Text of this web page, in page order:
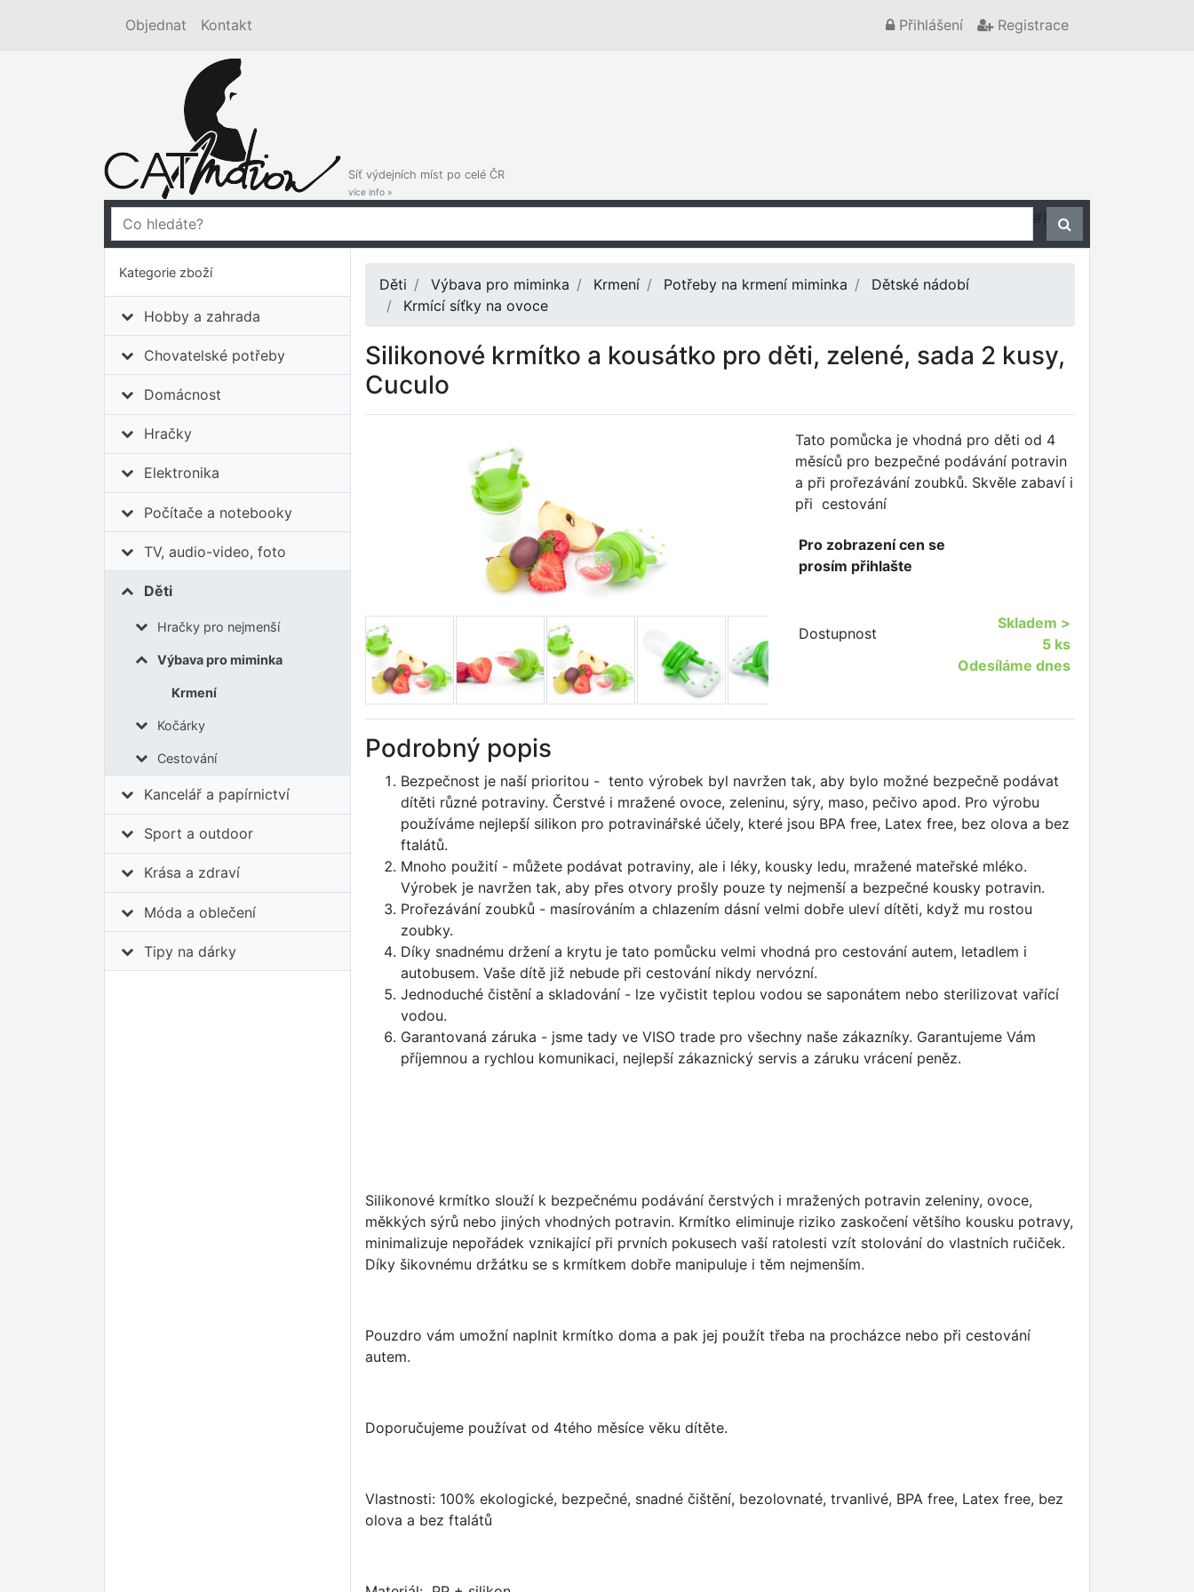
Objednat Kontakt Přihlášení Registrace
Síť výdejních míst po celé ČR
více info »
#}
Kategorie zboží
Hobby a zahrada
Chovatelské potřeby
Domácnost
Hračky
Elektronika
Počítače a notebooky
TV, audio-video, foto
Děti
Hračky pro nejmenší
Výbava pro miminka
Krmení
Kočárky
Cestování
Kancelář a papírnictví
Sport a outdoor
Krása a zdraví
Móda a oblečení
Tipy na dárky
Děti Výbava pro miminka Krmení Potřeby na krmení miminka
Dětské nádobí
Krmící síťky na ovoce
Silikonové krmítko a kousátko pro děti, zelené, sada 2 kusy,
Cuculo
Tato pomůcka je vhodná pro děti od 4
měsíců pro bezpečné podávání potravin
a při prořezávání zoubků. Skvěle zabaví i
při cestování
Pro zobrazení cen se
prosím přihlašte
Dostupnost
Skladem >
5 ks
Odesíláme dnes
Podrobný popis
Bezpečnost je naší prioritou - tento výrobek byl navržen tak, aby bylo možné bezpečně podávat
dítěti různé potraviny. Čerstvé i mražené ovoce, zeleninu, sýry, maso, pečivo apod. Pro výrobu
používáme nejlepší silikon pro potravinářské účely, které jsou BPA free, Latex free, bez olova a bez
ftalátů.
Mnoho použití - můžete podávat potraviny, ale i léky, kousky ledu, mražené mateřské mléko.
Výrobek je navržen tak, aby přes otvory prošly pouze ty nejmenší a bezpečné kousky potravin.
Prořezávání zoubků - masírováním a chlazením dásní velmi dobře uleví dítěti, když mu rostou
zoubky.
Díky snadnému držení a krytu je tato pomůcku velmi vhodná pro cestování autem, letadlem i
autobusem. Vaše dítě již nebude při cestování nikdy nervózní.
Jednoduché čistění a skladování - lze vyčistit teplou vodou se saponátem nebo sterilizovat vařící
vodou.
Garantovaná záruka - jsme tady ve VISO trade pro všechny naše zákazníky. Garantujeme Vám
příjemnou a rychlou komunikaci, nejlepší zákaznický servis a záruku vrácení peněz.
Silikonové krmítko slouží k bezpečnému podávání čerstvých i mražených potravin zeleniny, ovoce,
měkkých sýrů nebo jiných vhodných potravin. Krmítko eliminuje riziko zaskočení většího kousku potravy,
minimalizuje nepořádek vznikající při prvních pokusech vaší ratolesti vzít stolování do vlastních ručiček.
Díky šikovnému držátku se s krmítkem dobře manipuluje i těm nejmenším.
Pouzdro vám umožní naplnit krmítko doma a pak jej použít třeba na procházce nebo při cestování
autem.
Doporučujeme používat od 4tého měsíce věku dítěte.
Vlastnosti: 100% ekologické, bezpečné, snadné čištění, bezolovnaté, trvanlivé, BPA free, Latex free, bez
olova a bez ftalátů